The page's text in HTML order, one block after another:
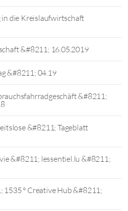
die Kreislaufwirtschaft
&#8211; 16.05.2019
&#8211; 04.19
&#8211;
&#8211; Tageblatt
&#8211; lessentiel.lu &#8211;
° Creative Hub &#8211;